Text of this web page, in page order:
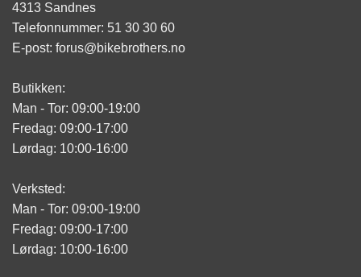
4313 Sandnes
Telefonnummer: 51 30 30 60
E-post: forus@bikebrothers.no
Butikken:
Man - Tor: 09:00-19:00
Fredag: 09:00-17:00
Lørdag: 10:00-16:00
Verksted:
Man - Tor: 09:00-19:00
Fredag: 09:00-17:00
Lørdag: 10:00-16:00